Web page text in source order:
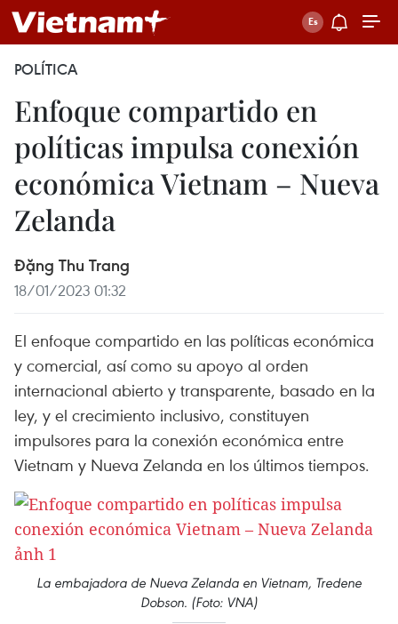
POLÍTICA
Enfoque compartido en
políticas impulsa conexión
económica Vietnam – Nueva
Zelanda
Đặng Thu Trang
18/01/2023 01:32
El enfoque compartido en las políticas económica
y comercial, así como su apoyo al orden
internacional abierto y transparente, basado en la
ley, y el crecimiento inclusivo, constituyen
impulsores para la conexión económica entre
Vietnam y Nueva Zelanda en los últimos tiempos.
La embajadora de Nueva Zelanda en Vietnam, Tredene
Dobson. (Foto: VNA)